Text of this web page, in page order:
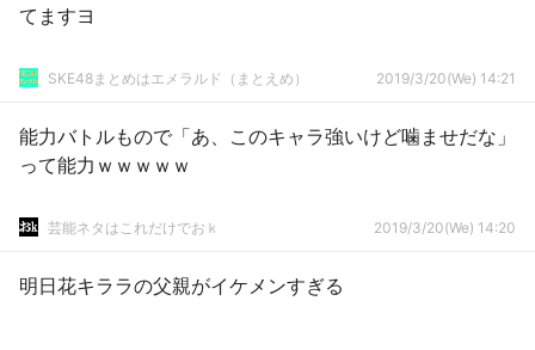
てますヨ
SKE48まとめはエメラルド（まとえめ） 2019/3/20(We) 14:21
能力バトルもので「あ、このキャラ強いけど噛ませだな」
って能力ｗｗｗｗｗ
芸能ネタはこれだけでおｋ 2019/3/20(We) 14:20
明日花キララの父親がイケメンすぎる